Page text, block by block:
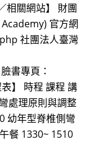
相關網站】 財團
官方網
社團法人臺灣
書專頁：
】 時程 課程 講
處理原則與調整
幼年型脊椎側彎
餐 1330~ 1510